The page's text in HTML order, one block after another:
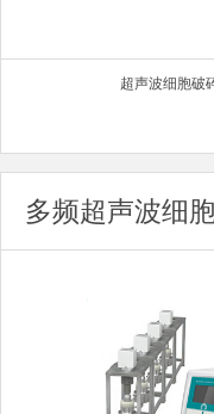
超声波细胞破
多频超声波细